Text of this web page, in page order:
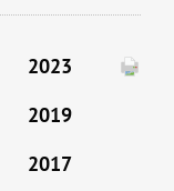
2023
2019
2017